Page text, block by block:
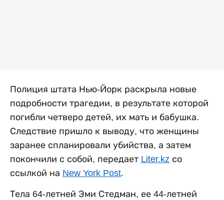
Полиция штата Нью-Йорк раскрыла новые
подробности трагедии, в результате которой
погибли четверо детей, их мать и бабушка.
Следствие пришло к выводу, что женщины
заранее спланировали убийства, а затем
покончили с собой, передает Liter.kz со
ссылкой на New York Post.
Тела 64-летней Эми Стедман, ее 44-летней